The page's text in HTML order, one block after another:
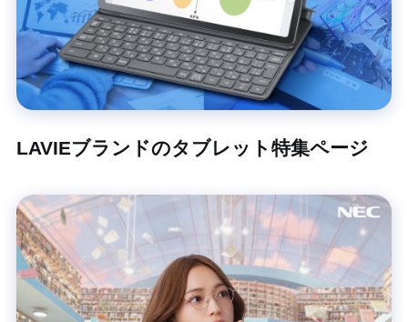
LAVIEブランドのタブレット特集ページ